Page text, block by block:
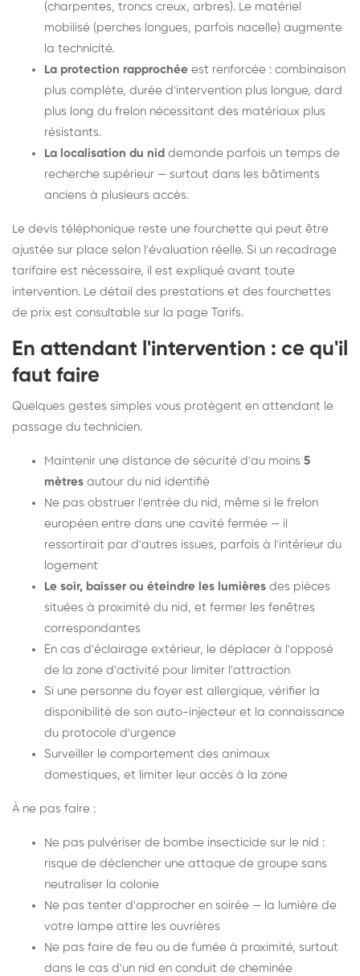
(charpentes, troncs creux, arbres). Le matériel
mobilisé (perches longues, parfois nacelle) augmente
la technicité.
La protection rapprochée est renforcée : combinaison
plus complète, durée d'intervention plus longue, dard
plus long du frelon nécessitant des matériaux plus
résistants.
La localisation du nid demande parfois un temps de
recherche supérieur — surtout dans les bâtiments
anciens à plusieurs accès.
Le devis téléphonique reste une fourchette qui peut être
ajustée sur place selon l'évaluation réelle. Si un recadrage
tarifaire est nécessaire, il est expliqué avant toute
intervention. Le détail des prestations et des fourchettes
de prix est consultable sur la page Tarifs.
En attendant l'intervention : ce qu'il
faut faire
Quelques gestes simples vous protègent en attendant le
passage du technicien.
Maintenir une distance de sécurité d'au moins 5
mètres autour du nid identifié
Ne pas obstruer l'entrée du nid, même si le frelon
européen entre dans une cavité fermée — il
ressortirait par d'autres issues, parfois à l'intérieur du
logement
Le soir, baisser ou éteindre les lumières des pièces
situées à proximité du nid, et fermer les fenêtres
correspondantes
En cas d'éclairage extérieur, le déplacer à l'opposé
de la zone d'activité pour limiter l'attraction
Si une personne du foyer est allergique, vérifier la
disponibilité de son auto-injecteur et la connaissance
du protocole d'urgence
Surveiller le comportement des animaux
domestiques, et limiter leur accès à la zone
À ne pas faire :
Ne pas pulvériser de bombe insecticide sur le nid :
risque de déclencher une attaque de groupe sans
neutraliser la colonie
Ne pas tenter d'approcher en soirée — la lumière de
votre lampe attire les ouvrières
Ne pas faire de feu ou de fumée à proximité, surtout
dans le cas d'un nid en conduit de cheminée